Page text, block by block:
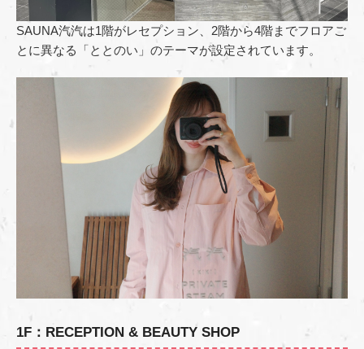
SAUNA汽汽は1階がレセプション、2階から4階までフロアご
とに異なる「ととのい」のテーマが設定されています。
1F：RECEPTION & BEAUTY SHOP